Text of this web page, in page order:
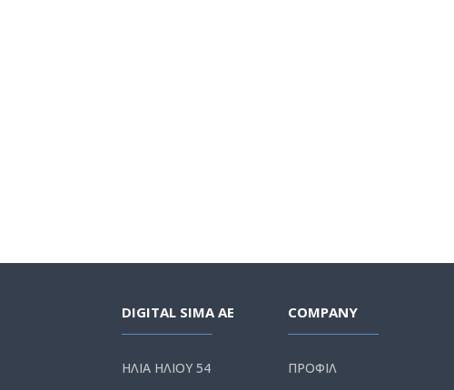
DIGITAL SIMA AE
ΗΛΙΑ ΗΛΙΟΥ 54
COMPANY
ΠΡΟΦΙΛ